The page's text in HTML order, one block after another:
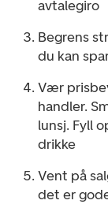
avtalegiro
Begrens
du kan
Vær
handler.
lunsj. Fyll
drikke
Vent på
det er